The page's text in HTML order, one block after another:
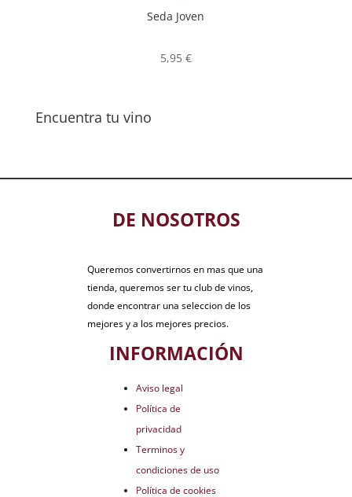
Seda Joven
5,95 €
Encuentra tu vino
DE NOSOTROS
Queremos convertirnos en mas que una
tienda, queremos ser tu club de vinos,
donde encontrar una seleccion de los
mejores y a los mejores precios.
INFORMACIÓN
Aviso legal
Política de
privacidad
Terminos y
condiciones de uso
Política de cookies